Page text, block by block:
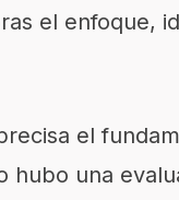
el enfoque,
el
hubo una